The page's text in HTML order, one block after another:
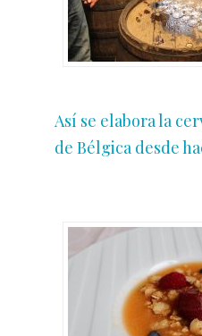
Así se elabora la
de Bélgica desde